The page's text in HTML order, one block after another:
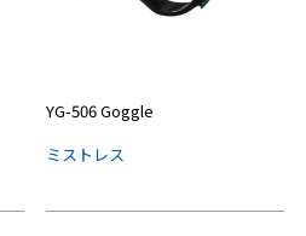
YG-506 Goggle
ミストレス